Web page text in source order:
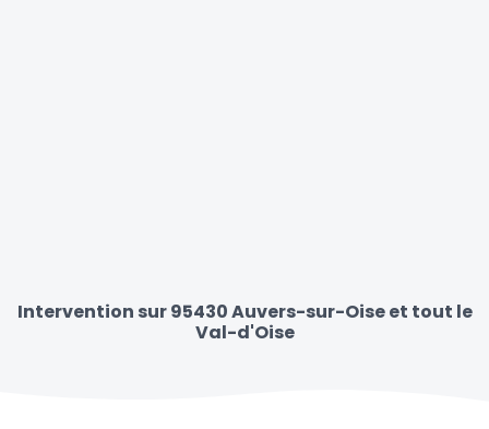
Intervention sur 95430 Auvers-sur-Oise et tout le
Val-d'Oise